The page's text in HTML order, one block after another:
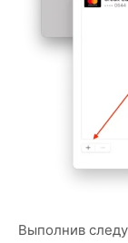
Выполнив